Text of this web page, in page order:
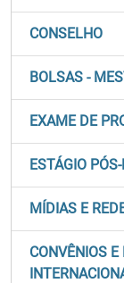
CONSELHO
BOLSAS -
EXAME DE
ESTÁGIO
MÍDIAS E
CONVÊNIOS E